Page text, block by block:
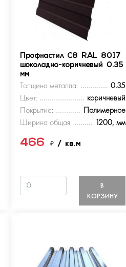
Профнастил С8 RAL 8017
шоколадно-коричневый 0.35
мм
Толщина металла:
0.35
Цвет:
коричневый
Покрытие:
Полимерное
Ширина общая:
1200, мм
466₽/ кв.м
В
КОРЗИНУ